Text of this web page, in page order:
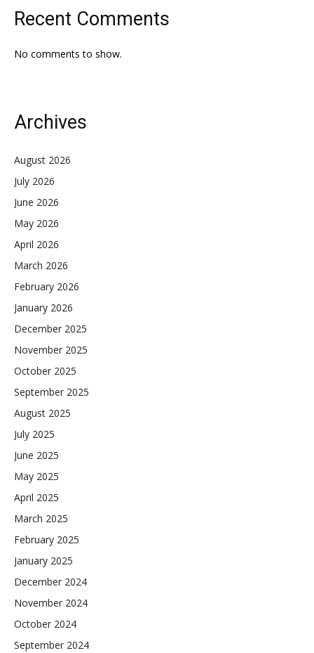
Recent Comments
No comments to show.
Archives
August 2026
July 2026
June 2026
May 2026
April 2026
March 2026
February 2026
January 2026
December 2025
November 2025
October 2025
September 2025
August 2025
July 2025
June 2025
May 2025
April 2025
March 2025
February 2025
January 2025
December 2024
November 2024
October 2024
September 2024